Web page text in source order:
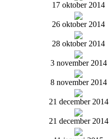
17 oktober 2014
26 oktober 2014
28 oktober 2014
3 november 2014
8 november 2014
21 december 2014
21 december 2014